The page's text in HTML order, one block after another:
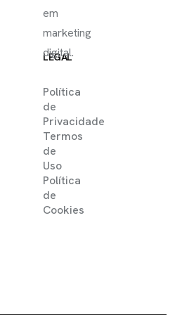
LEGAL
Política
de
Privacidade
Termos
de
Uso
Política
de
Cookies
em
marketing
digital.